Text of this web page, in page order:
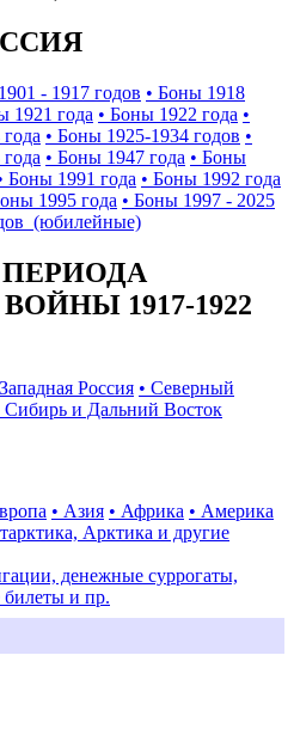
- 1917 годов • Боны 1918
1921 года • Боны 1922 года •
• Боны 1925-1934 годов •
• Боны 1947 года • Боны
Боны 1991 года • Боны 1992 года
1995 года • Боны 1997 - 2025
(юбилейные)
1917-1922
Россия • Северный
Сибирь и Дальний Восток
• Азия • Африка • Америка
Арктика и другие
денежные суррогаты,
и пр.